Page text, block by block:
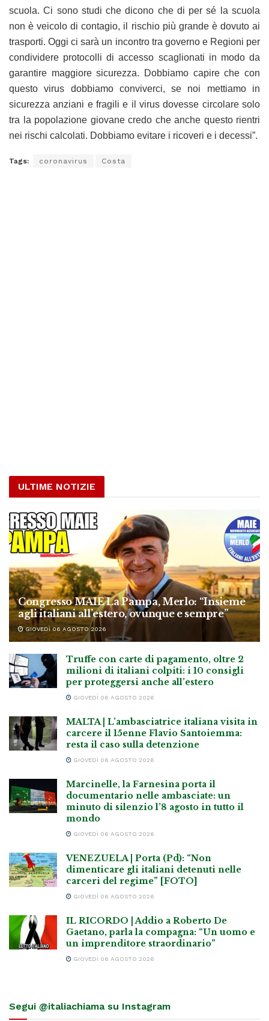
scuola. Ci sono studi che dicono che di per sé la scuola
non è veicolo di contagio, il rischio più grande è dovuto ai
trasporti. Oggi ci sarà un incontro tra governo e Regioni per
condividere protocolli di accesso scaglionati in modo da
garantire maggiore sicurezza. Dobbiamo capire che con
questo virus dobbiamo conviverci, se noi mettiamo in
sicurezza anziani e fragili e il virus dovesse circolare solo
tra la popolazione giovane credo che anche questo rientri
nei rischi calcolati. Dobbiamo evitare i ricoveri e i decessi”.
Tags: coronavirus Costa
ULTIME NOTIZIE
Congresso MAIE La Pampa, Merlo: “Insieme
agli italiani all’estero, ovunque e sempre”
GIOVEDÌ 06 AGOSTO 2026
Truffe con carte di pagamento, oltre 2
milioni di italiani colpiti: i 10 consigli
per proteggersi anche all’estero
GIOVEDÌ 06 AGOSTO 2026
MALTA | L’ambasciatrice italiana visita in
carcere il 15enne Flavio Santoiemma:
resta il caso sulla detenzione
GIOVEDÌ 06 AGOSTO 2026
Marcinelle, la Farnesina porta il
documentario nelle ambasciate: un
minuto di silenzio l’8 agosto in tutto il
mondo
GIOVEDÌ 06 AGOSTO 2026
VENEZUELA | Porta (Pd): “Non
dimenticare gli italiani detenuti nelle
carceri del regime” [FOTO]
GIOVEDÌ 06 AGOSTO 2026
IL RICORDO | Addio a Roberto De
Gaetano, parla la compagna: “Un uomo e
un imprenditore straordinario”
GIOVEDÌ 06 AGOSTO 2026
Segui @italiachiama su Instagram